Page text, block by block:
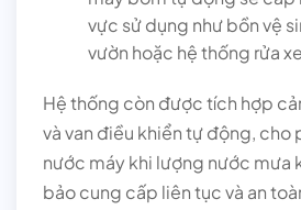
vực sử dụng như bồn vệ
vườn hoặc hệ thống rửa
Hệ thống còn được tích hợp
và van điều khiển tự động, cho
nước máy khi lượng nước mưa
bảo cung cấp liên tục và an